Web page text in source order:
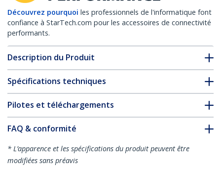
Découvrez pourquoi les professionnels de l'informatique font
confiance à StarTech.com pour les accessoires de connectivité
performants.
Description du Produit
Spécifications techniques
Pilotes et téléchargements
FAQ & conformité
* L’apparence et les spécifications du produit peuvent être
modifiées sans préavis